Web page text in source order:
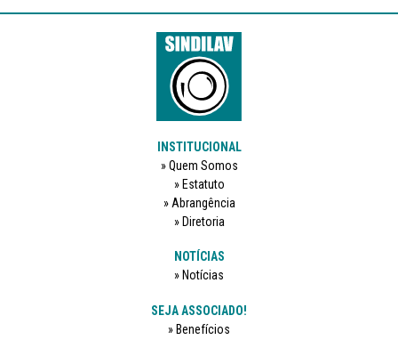
INSTITUCIONAL
Quem Somos
Estatuto
Abrangência
Diretoria
NOTÍCIAS
Notícias
SEJA ASSOCIADO!
Benefícios